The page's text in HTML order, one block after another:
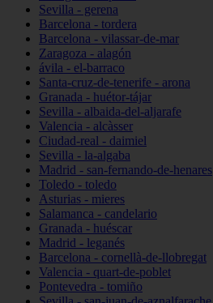
Sevilla - gerena
Barcelona - tordera
Barcelona - vilassar-de-mar
Zaragoza - alagón
ávila - el-barraco
Santa-cruz-de-tenerife - arona
Granada - huétor-tájar
Sevilla - albaida-del-aljarafe
Valencia - alcàsser
Ciudad-real - daimiel
Sevilla - la-algaba
Madrid - san-fernando-de-henares
Toledo - toledo
Asturias - mieres
Salamanca - candelario
Granada - huéscar
Madrid - leganés
Barcelona - cornellà-de-llobregat
Valencia - quart-de-poblet
Pontevedra - tomiño